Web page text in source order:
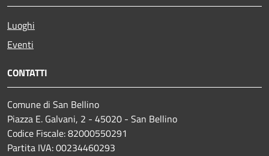
Luoghi
Eventi
CONTATTI
Comune di San Bellino
Piazza E. Galvani, 2 - 45020 - San Bellino
Codice Fiscale: 82000550291
Partita IVA: 00234460293